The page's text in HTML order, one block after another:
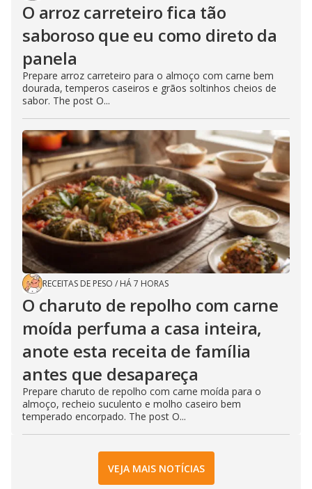
O arroz carreteiro fica tão
saboroso que eu como direto da
panela
Prepare arroz carreteiro para o almoço com carne bem
dourada, temperos caseiros e grãos soltinhos cheios de
sabor. The post O...
RECEITAS DE PESO / HÁ 7 HORAS
O charuto de repolho com carne
moída perfuma a casa inteira,
anote esta receita de família
antes que desapareça
Prepare charuto de repolho com carne moída para o
almoço, recheio suculento e molho caseiro bem
temperado encorpado. The post O...
VEJA MAIS NOTÍCIAS